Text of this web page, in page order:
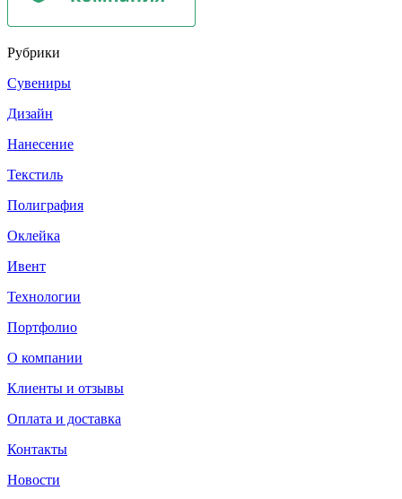
Рубрики
Сувениры
Дизайн
Нанесение
Текстиль
Полиграфия
Оклейка
Ивент
Технологии
Портфолио
О компании
Клиенты и отзывы
Оплата и доставка
Контакты
Новости